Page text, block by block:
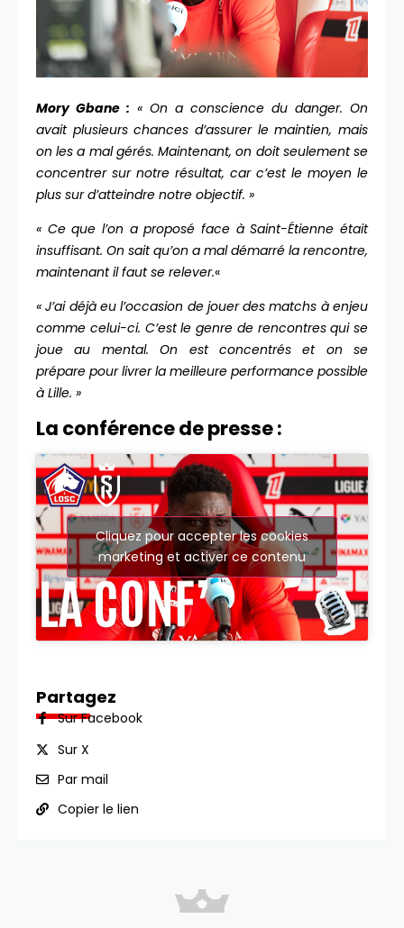
Mory Gbane : « On a conscience du danger. On
avait plusieurs chances d’assurer le maintien, mais
on les a mal gérés. Maintenant, on doit seulement se
concentrer sur notre résultat, car c’est le moyen le
plus sur d’atteindre notre objectif. »
« Ce que l’on a proposé face à Saint-Étienne était
insuffisant. On sait qu’on a mal démarré la rencontre,
maintenant il faut se relever.«
« J’ai déjà eu l’occasion de jouer des matchs à enjeu
comme celui-ci. C’est le genre de rencontres qui se
joue au mental. On est concentrés et on se
prépare pour livrer la meilleure performance possible
à Lille. »
La conférence de presse :
Cliquez pour accepter les cookies
marketing et activer ce contenu
Partagez
Sur Facebook
Sur X
Par mail
Copier le lien